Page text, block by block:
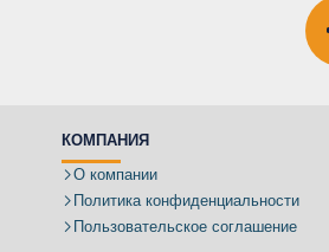
КОМПАНИЯ
О компании
Политика конфиденциальности
Пользовательское соглашение